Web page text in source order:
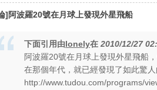
]阿波羅20號在月球上發現外星飛船
下面引用由lonely在 2010/12/27
阿波羅20號在月球上發現外星飛船
在那個年代，就已經發現了如此驚
http://www.tudou.com/programs/